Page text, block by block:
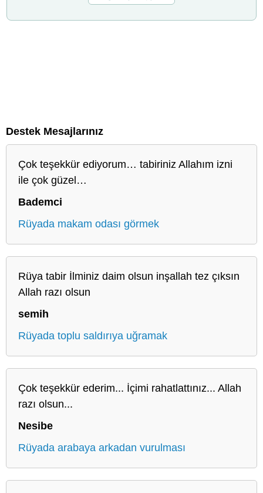
Destek Mesajlarınız
Çok teşekkür ediyorum… tabiriniz Allahım izni
ile çok güzel…
Bademci
Rüyada makam odası görmek
Rüya tabir İlminiz daim olsun inşallah tez çıksın
Allah razı olsun
semih
Rüyada toplu saldırıya uğramak
Çok teşekkür ederim... İçimi rahatlattınız... Allah
razı olsun...
Nesibe
Rüyada arabaya arkadan vurulması